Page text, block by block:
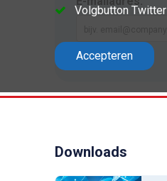
Downloads
Volgbutton Twitter
Accepteren